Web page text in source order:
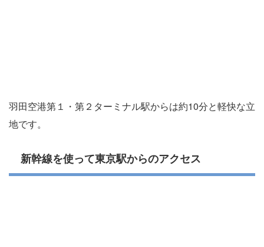
羽田空港第１・第２ターミナル駅からは約10分と軽快な立
地です。
新幹線を使って東京駅からのアクセス